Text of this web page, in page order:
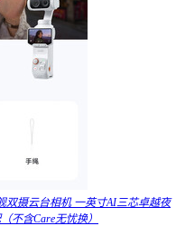
双摄云台相机 一英寸AI三芯卓越夜
不含Care无忧换）